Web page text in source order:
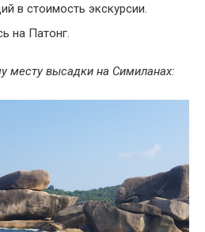
в стоимость экскурсии.
на Патонг.
месту высадки на Симиланах: